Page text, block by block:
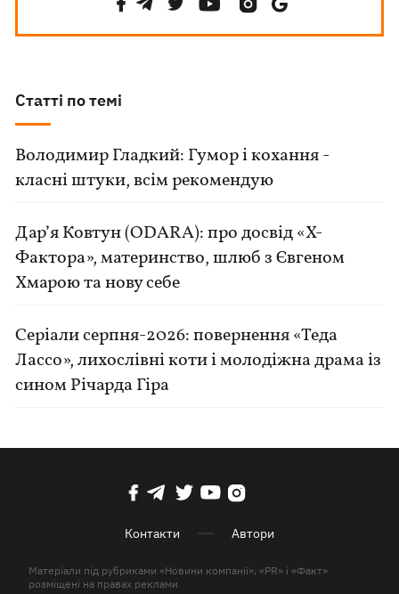
Статті по темі
Володимир Гладкий: Гумор і кохання -
класні штуки, всім рекомендую
Дар’я Ковтун (ODARA): про досвід «Х-
Фактора», материнство, шлюб з Євгеном
Хмарою та нову себе
Серіали серпня-2026: повернення «Теда
Лассо», лихослівні коти і молодіжна драма із
сином Річарда Гіра
Контакти Автори
Матеріали під рубриками «Новини компанії», «PR» і «Факт»
розміщені на правах реклами